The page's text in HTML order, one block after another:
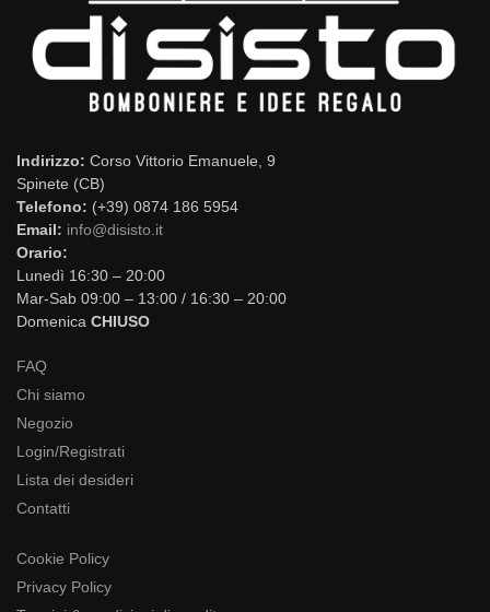
Indirizzo: Corso Vittorio Emanuele, 9
Spinete (CB)
Telefono: (+39) 0874 186 5954
Email: info@disisto.it
Orario:
Lunedì 16:30 – 20:00
Mar-Sab 09:00 – 13:00 / 16:30 – 20:00
Domenica CHIUSO
FAQ
Chi siamo
Negozio
Login/Registrati
Lista dei desideri
Contatti
Cookie Policy
Privacy Policy